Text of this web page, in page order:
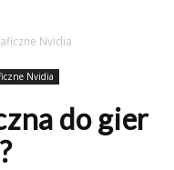
Nvidia
Nvidia
do gier